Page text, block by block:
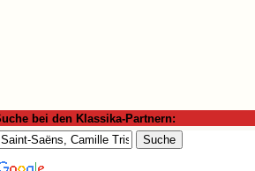
bei den Klassika-Partnern: